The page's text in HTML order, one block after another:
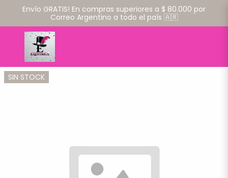
Envío GRATIS! En compras superiores a $ 80.000 por
Correo Argentino a todo el país 🇦🇷
SIN STOCK